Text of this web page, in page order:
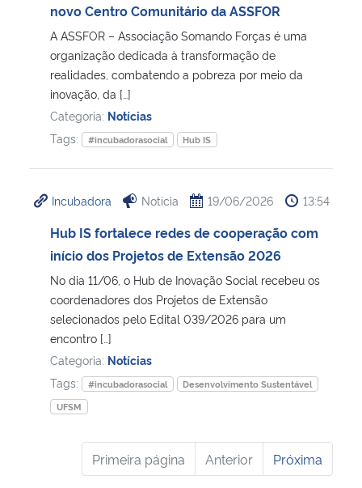
novo Centro Comunitário da ASSFOR
A ASSFOR – Associação Somando Forças é uma
organização dedicada à transformação de
realidades, combatendo a pobreza por meio da
inovação, da […]
Categoria: Notícias
Tags:
#incubadorasocial Hub IS
Incubadora Notícia 19/06/2026 13:54
Hub IS fortalece redes de cooperação com
início dos Projetos de Extensão 2026
No dia 11/06, o Hub de Inovação Social recebeu os
coordenadores dos Projetos de Extensão
selecionados pelo Edital 039/2026 para um
encontro […]
Categoria: Notícias
Tags:
#incubadorasocial
Desenvolvimento Sustentável
UFSM
Primeira página Anterior Próxima